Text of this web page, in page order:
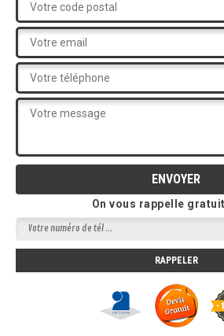
On vous rappelle